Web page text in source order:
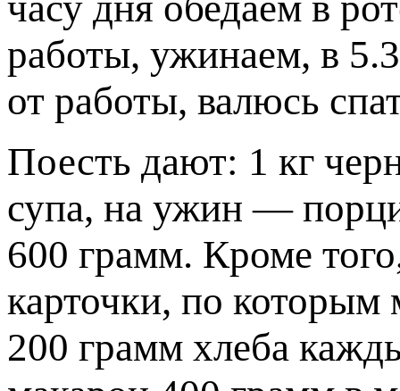
работы, ужинаем, в
от работы, валюсь
Поесть дают: 1 кг
супа, на ужин —
600 грамм. Кроме
карточки, по
200 грамм хлеба